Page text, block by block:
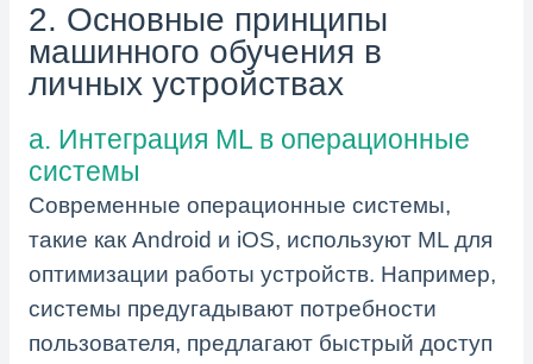
2. Основные принципы
машинного обучения в
личных устройствах
a. Интеграция ML в операционные
системы
Современные операционные системы,
такие как Android и iOS, используют ML для
оптимизации работы устройств. Например,
системы предугадывают потребности
пользователя, предлагают быстрый доступ